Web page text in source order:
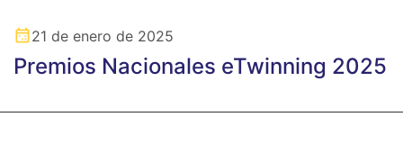
21 de enero de 2025
Premios Nacionales eTwinning 2025